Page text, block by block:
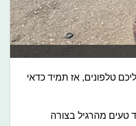
טלפונים, אז תמיד כדאי
טעים מהרגיל בצורה